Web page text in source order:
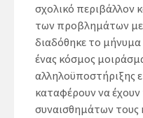
σχολικό περιβάλλον
των προβλημάτων
διαδόθηκε το
ένας κόσμος
αλληλοϋποστήριξης
καταφέρουν να
συναισθημάτων τους